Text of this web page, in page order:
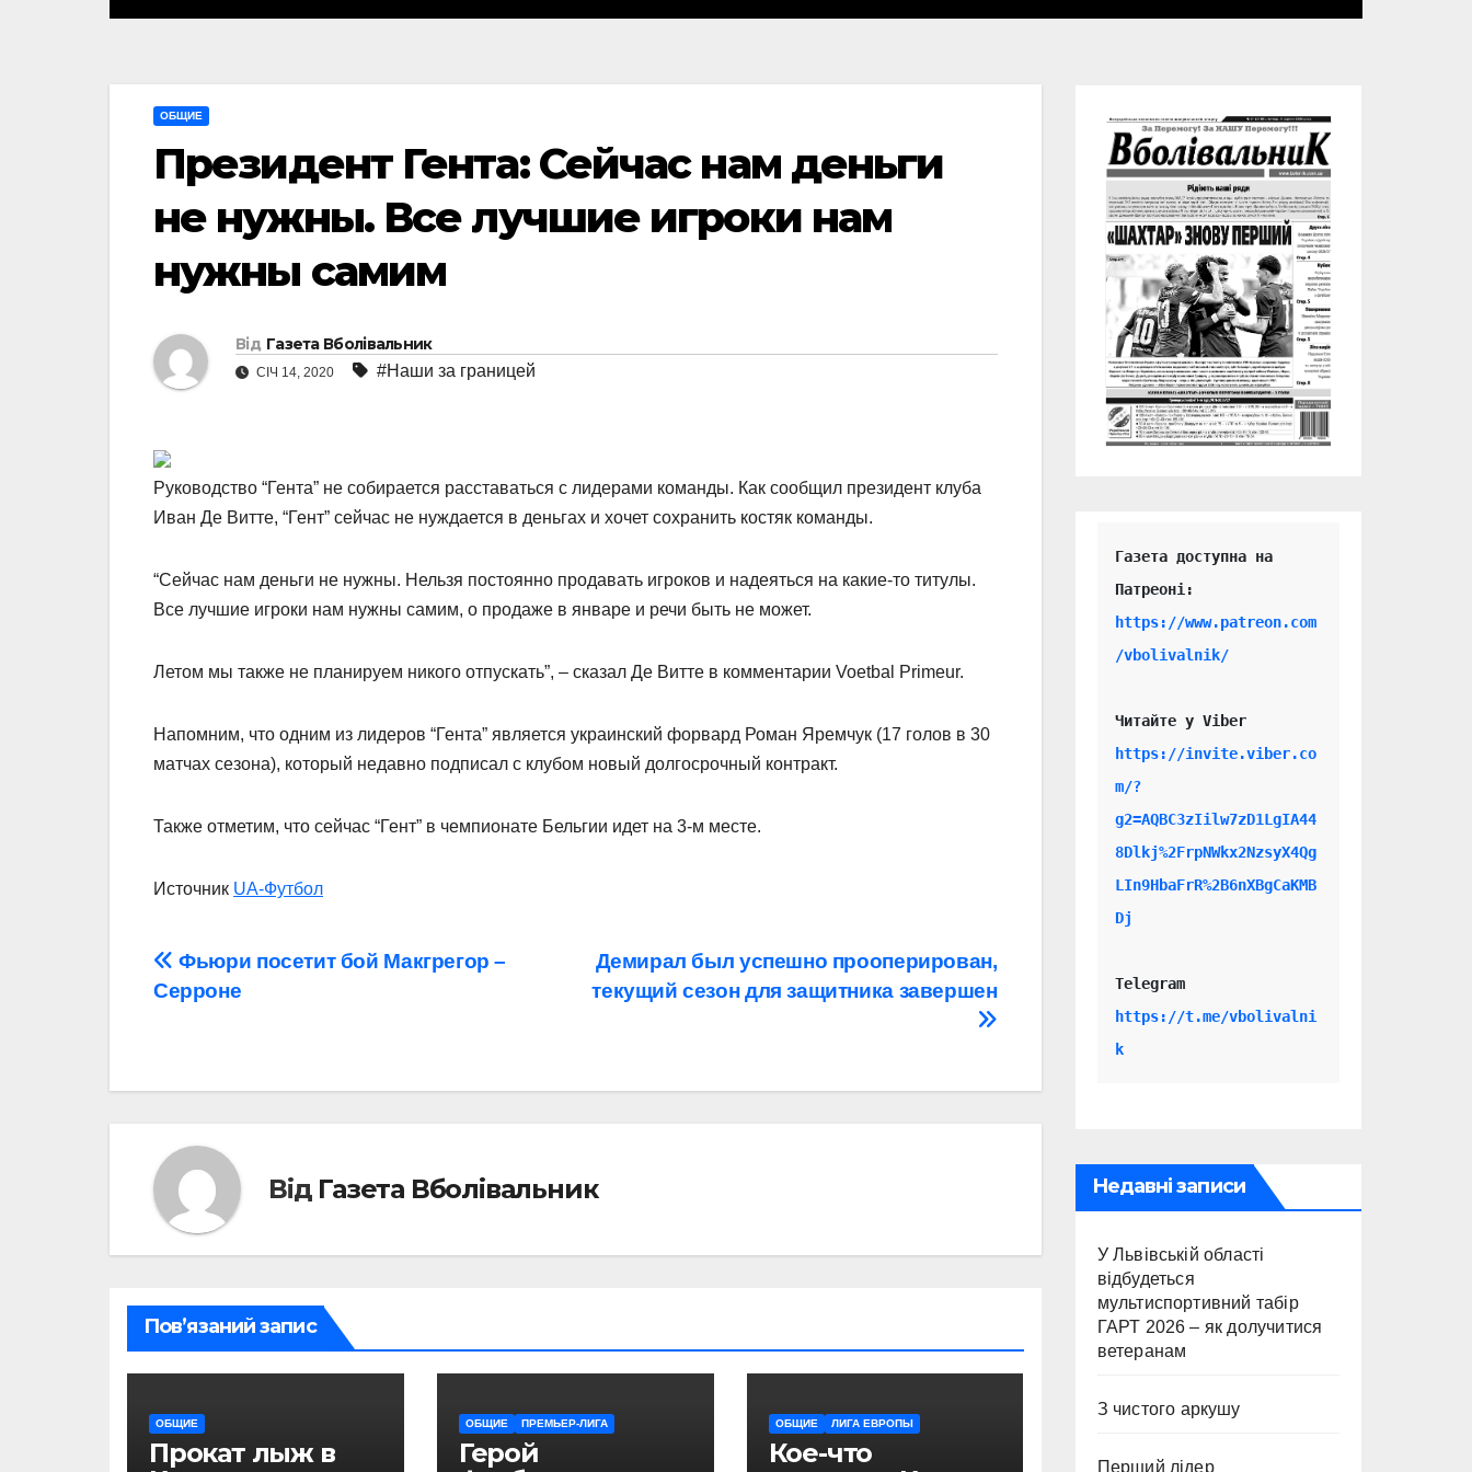
ОБЩИЕ
Президент Гента: Сейчас нам деньги
не нужны. Все лучшие игроки нам
нужны самим
Від Газета Вболівальник
СІЧ 14, 2020 #Наши за границей
Руководство “Гента” не собирается расставаться с лидерами команды. Как сообщил президент клуба
Иван Де Витте, “Гент” сейчас не нуждается в деньгах и хочет сохранить костяк команды.
“Сейчас нам деньги не нужны. Нельзя постоянно продавать игроков и надеяться на какие-то титулы.
Все лучшие игроки нам нужны самим, о продаже в январе и речи быть не может.
Летом мы также не планируем никого отпускать”, – сказал Де Витте в комментарии Voetbal Primeur.
Напомним, что одним из лидеров “Гента” является украинский форвард Роман Яремчук (17 голов в 30
матчах сезона), который недавно подписал с клубом новый долгосрочный контракт.
Также отметим, что сейчас “Гент” в чемпионате Бельгии идет на 3-м месте.
Источник UA-Футбол
Навігація
записів
Демирал был успешно прооперирован,
текущий сезон для защитника завершен
Фьюри посетит бой Макгрегор –
Серроне
Від Газета Вболівальник
Пов’язаний запис
ОБЩИЕ
Прокат лыж в
ОБЩИЕ ПРЕМЬЕР-ЛИГА
Герой
ОБЩИЕ ЛИГА ЕВРОПЫ
Кое-что
Газета доступна на
https://www.patreon.com
/vbolivalnik/
Читайте у Viber
https://invite.viber.co
m/?
g2=AQBC3zIilw7zD1LgIA44
8Dlkj%2FrpNWkx2NzsyX4Qg
LIn9HbaFrR%2B6nXBgCaKMB
Dj
Telegram
https://t.me/vbolivalni
k
Недавні записи
У Львівській області
відбудеться
мультиспортивний табір
ГАРТ 2026 – як долучитися
ветеранам
З чистого аркушу
Перший лідер